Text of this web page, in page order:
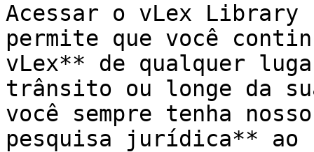
Acessar o vLex
permite que você
vLex** de qualquer
trânsito ou longe da
você sempre tenha
pesquisa jurídica** ao